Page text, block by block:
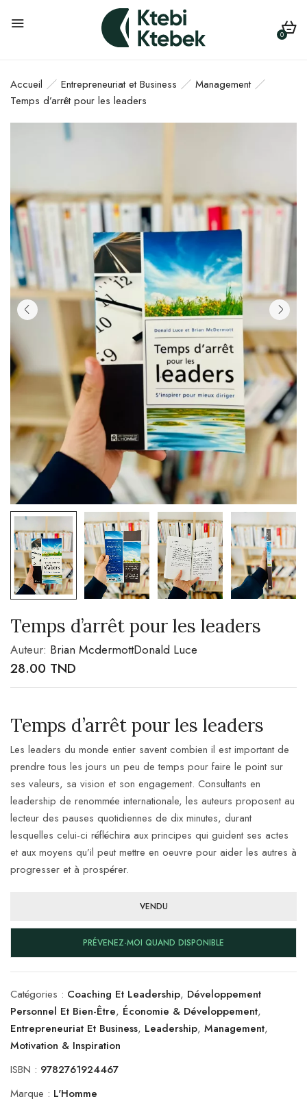
0
Accueil Entrepreneuriat et Business
Management
Temps d’arrêt pour les leaders
Temps d’arrêt pour les leaders
Auteur: Brian McdermottDonald Luce
28.00 TND
Temps d’arrêt pour les leaders
Les leaders du monde entier savent combien il est important de
prendre tous les jours un peu de temps pour faire le point sur
ses valeurs, sa vision et son engagement. Consultants en
leadership de renommée internationale, les auteurs proposent au
lecteur des pauses quotidiennes de dix minutes, durant
lesquelles celui-ci réfléchira aux principes qui guident ses actes
et aux moyens qu’il peut mettre en oeuvre pour aider les autres à
progresser et à prospérer.
VENDU
PRÉVENEZ-MOI QUAND DISPONIBLE
Catégories : Coaching Et Leadership, Développement
Personnel Et Bien-Être, Économie & Développement,
Entrepreneuriat Et Business, Leadership, Management,
Motivation & Inspiration
ISBN : 9782761924467
Marque : L'Homme